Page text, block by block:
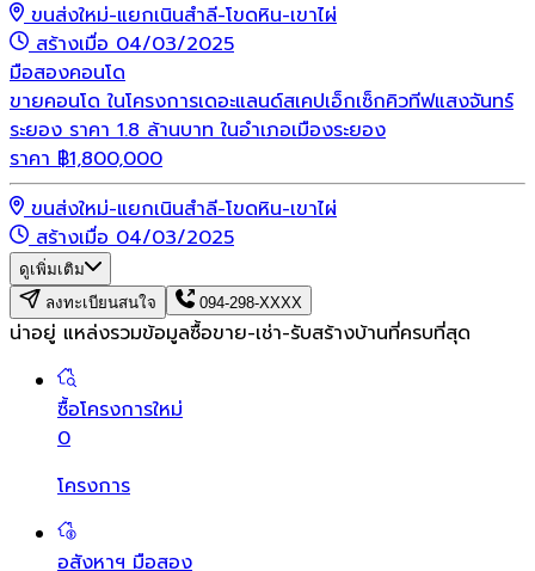
ขนส่งใหม่-แยกเนินสำลี-โขดหิน-เขาไผ่
สร้างเมื่อ 04/03/2025
มือสองคอนโด
ขายคอนโด ในโครงการเดอะแลนด์สเคปเอ็กเซ็กคิวทีฟแสงจันทร์
ระยอง ราคา 1.8 ล้านบาท ในอำเภอเมืองระยอง
ราคา ฿1,800,000
ขนส่งใหม่-แยกเนินสำลี-โขดหิน-เขาไผ่
สร้างเมื่อ 04/03/2025
ดูเพิ่มเติม
ลงทะเบียนสนใจ
094-298-XXXX
น่าอยู่ แหล่งรวมข้อมูลซื้อขาย-เช่า-รับสร้างบ้านที่ครบที่สุด
ซื้อโครงการใหม่
0
โครงการ
อสังหาฯ มือสอง